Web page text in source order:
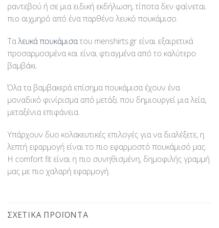
ραντεβού ή σε μια ειδική εκδήλωση, τίποτα δεν φαίνεται
πιο αιχμηρό από ένα παρθένο λευκό πουκάμισο.
Ταλευκά πουκάμισατου menshirts.gr είναι εξαιρετικά
προσαρμοσμένα και είναι φτιαγμένα από το καλύτερο
βαμβάκι.
Όλα τα βαμβακερά επίσημα πουκάμισα έχουν ένα
μοναδικό φινίρισμα από μετάξι που δημιουργεί μια λεία,
μεταξένια επιφάνεια.
Υπάρχουν δυο κολακευτικές επιλογές για να διαλέξετε, η
λεπτή εφαρμογή είναι το πιο εφαρμοστό πουκάμισό μας.
Η comfort fit είναι η πιο συνηθισμένη, δημοφιλής γραμμή
μας με πιο χαλαρή εφαρμογή.
ΣΧΕΤΙΚΆ ΠΡΟΪΌΝΤΑ